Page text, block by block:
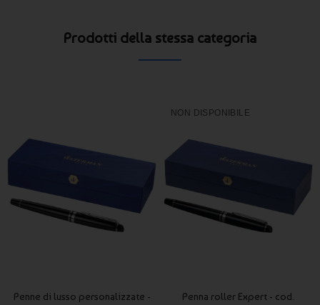
Prodotti della stessa categoria
Penne di lusso personalizzate -
NON DISPONIBILE
Penna roller Expert - cod.